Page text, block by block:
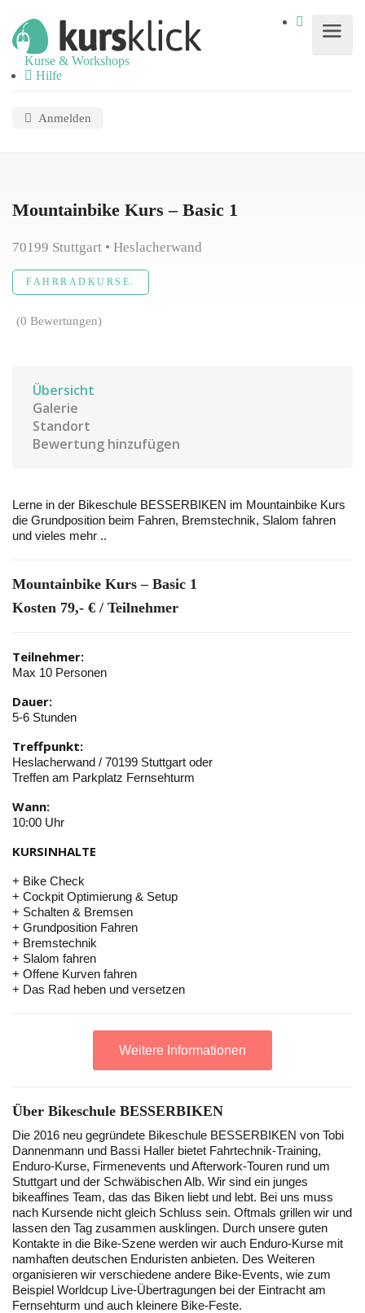
Kurse & Workshops
Hilfe
Anmelden
Mountainbike Kurs – Basic 1
70199 Stuttgart • Heslacherwand
FAHRRADKURSE.
(0 Bewertungen)
Übersicht
Galerie
Standort
Bewertung hinzufügen
Lerne in der Bikeschule BESSERBIKEN im Mountainbike Kurs
die Grundposition beim Fahren, Bremstechnik, Slalom fahren
und vieles mehr ..
Mountainbike Kurs – Basic 1
Kosten 79,- € / Teilnehmer
Teilnehmer:
Max 10 Personen
Dauer:
5-6 Stunden
Treffpunkt:
Heslacherwand / 70199 Stuttgart oder
Treffen am Parkplatz Fernsehturm
Wann:
10:00 Uhr
KURSINHALTE
+ Bike Check
+ Cockpit Optimierung & Setup
+ Schalten & Bremsen
+ Grundposition Fahren
+ Bremstechnik
+ Slalom fahren
+ Offene Kurven fahren
+ Das Rad heben und versetzen
Weitere Informationen
Über Bikeschule BESSERBIKEN
Die 2016 neu gegründete Bikeschule BESSERBIKEN von Tobi
Dannenmann und Bassi Haller bietet Fahrtechnik-Training,
Enduro-Kurse, Firmenevents und Afterwork-Touren rund um
Stuttgart und der Schwäbischen Alb. Wir sind ein junges
bikeaffines Team, das das Biken liebt und lebt. Bei uns muss
nach Kursende nicht gleich Schluss sein. Oftmals grillen wir und
lassen den Tag zusammen ausklingen. Durch unsere guten
Kontakte in die Bike-Szene werden wir auch Enduro-Kurse mit
namhaften deutschen Enduristen anbieten. Des Weiteren
organisieren wir verschiedene andere Bike-Events, wie zum
Beispiel Worldcup Live-Übertragungen bei der Eintracht am
Fernsehturm und auch kleinere Bike-Feste.